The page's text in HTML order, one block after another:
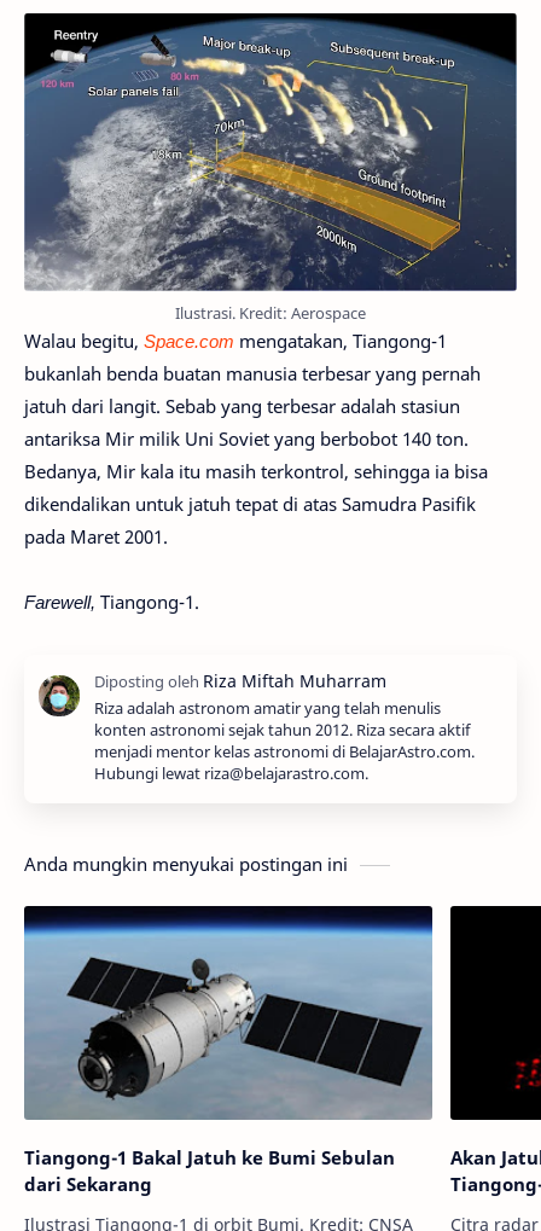
Ilustrasi. Kredit: Aerospace
Walau begitu, Space.com mengatakan, Tiangong-1
bukanlah benda buatan manusia terbesar yang pernah
jatuh dari langit. Sebab yang terbesar adalah stasiun
antariksa Mir milik Uni Soviet yang berbobot 140 ton.
Bedanya, Mir kala itu masih terkontrol, sehingga ia bisa
dikendalikan untuk jatuh tepat di atas Samudra Pasifik
pada Maret 2001.
Farewell, Tiangong-1.
Riza adalah astronom amatir yang telah menulis
konten astronomi sejak tahun 2012. Riza secara aktif
menjadi mentor kelas astronomi di BelajarAstro.com.
Hubungi lewat riza@belajarastro.com.
Anda mungkin menyukai postingan ini
Tiangong-1 Bakal Jatuh ke Bumi Sebulan
dari Sekarang
Ilustrasi Tiangong-1 di orbit Bumi. Kredit: CNSA
Akan
Citra